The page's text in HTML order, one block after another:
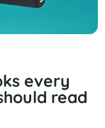
every
read